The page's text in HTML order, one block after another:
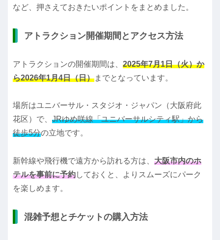
など、押さえておきたいポイントをまとめました。
アトラクション開催期間とアクセス方法
アトラクションの開催期間は、 2025年7月1日（火）か
ら2026年1月4日（日）までとなっています。
場所はユニバーサル・スタジオ・ジャパン（大阪府此
花区）で、 JRゆめ咲線「ユニバーサルシティ駅」から
徒歩5分の立地です。
新幹線や飛行機で遠方から訪れる方は、 大阪市内のホ
テルを事前に予約しておくと、よりスムーズにパーク
を楽しめます。
混雑予想とチケットの購入方法